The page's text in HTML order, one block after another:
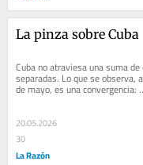
La pinza sobre Cuba
Cuba no atraviesa una suma
separadas. Lo que se observa,
de mayo, es una convergencia:
presión energética desde
20.05.2026
30
La Razón